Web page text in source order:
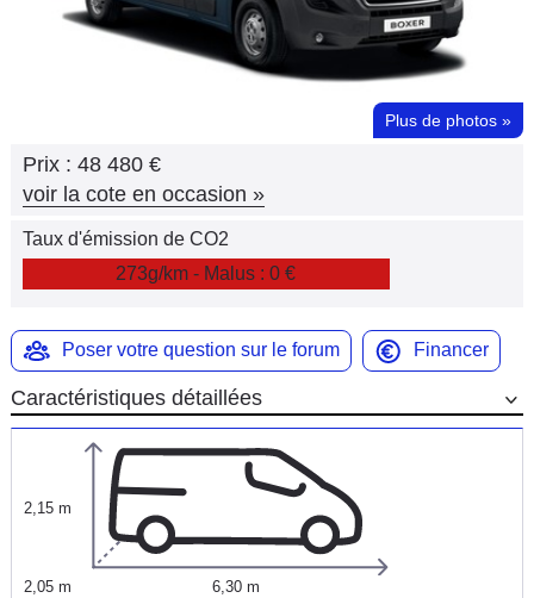
Forum
Plus de photos »
Prix : 48 480 €
voir la cote en occasion »
Taux d'émission de CO2
273g/km - Malus : 0 €
Poser votre question sur le forum Financer
Caractéristiques détaillées
2,15 m
2,05 m 6,30 m